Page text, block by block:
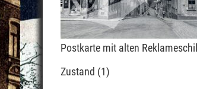
Postkarte mit alten
Zustand (1)